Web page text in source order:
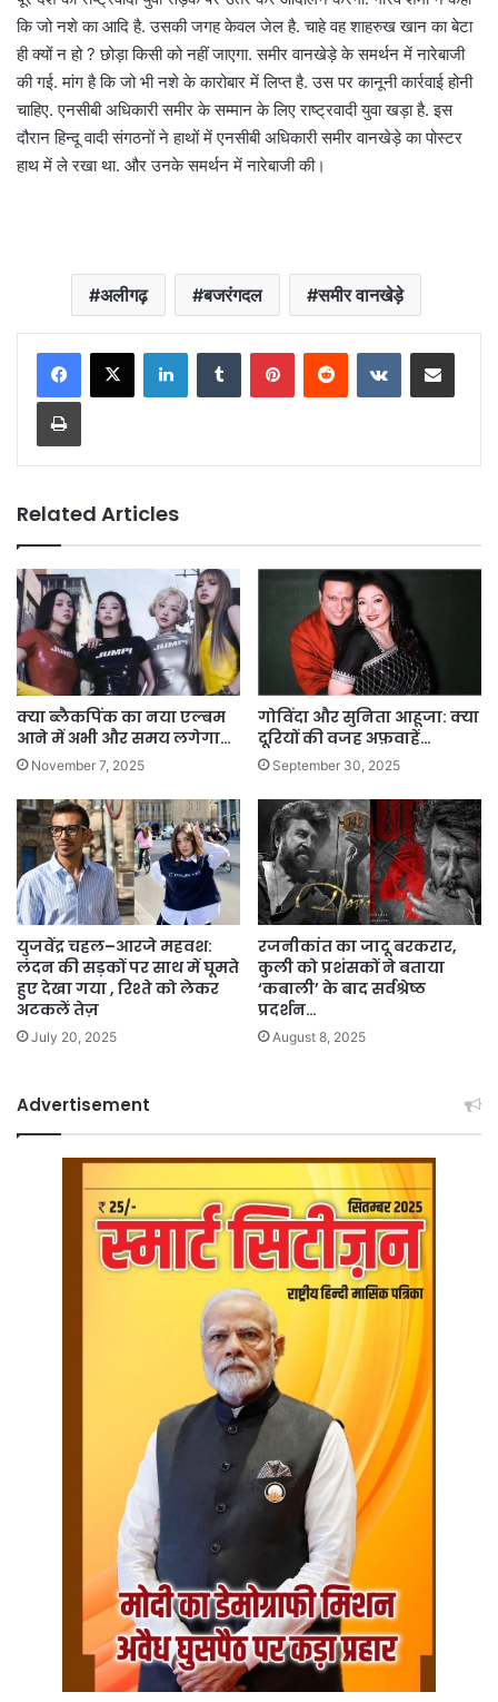
कि जो नशे का आदि है. उसकी जगह केवल जेल है. चाहे वह शाहरुख खान का बेटा
ही क्यों न हो ? छोड़ा किसी को नहीं जाएगा. समीर वानखेड़े के समर्थन में नारेबाजी
की गई. मांग है कि जो भी नशे के कारोबार में लिप्त है. उस पर कानूनी कार्रवाई होनी
चाहिए. एनसीबी अधिकारी समीर के सम्मान के लिए राष्ट्रवादी युवा खड़ा है. इस
दौरान हिन्दू वादी संगठनों ने हाथों में एनसीबी अधिकारी समीर वानखेड़े का पोस्टर
हाथ में ले रखा था. और उनके समर्थन में नारेबाजी की।
अलीगढ़ बजरंगदल समीर वानखेड़े
LinkedInTumblr PinterestReddit VKontakteShare via Email
Print
Related Articles
क्या ब्लैकपिंक का नया एल्बम
आने में अभी और समय लगेगा…
November 7, 2025
गोविंदा और सुनिता आहूजा: क्या
दूरियों की वजह अफ़वाहें…
September 30, 2025
युजवेंद्र चहल–आरजे महवश:
लंदन की सड़कों पर साथ में घूमते
हुए देखा गया , रिश्ते को लेकर
अटकलें तेज़
July 20, 2025
रजनीकांत का जादू बरकरार,
कुली को प्रशंसकों ने बताया
‘कबाली’ के बाद सर्वश्रेष्ठ
प्रदर्शन…
August 8, 2025
Advertisement